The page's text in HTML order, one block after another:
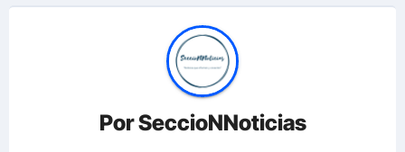
PorSeccioNNoticias